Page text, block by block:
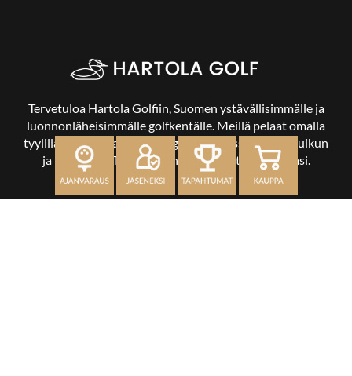
Tervetuloa Hartola Golfiin, Suomen ystävällisimmälle ja
luonnonläheisimmälle golfkentälle. Meillä pelaat omalla
tyylilläsi ja tasollasi – ja bongaat halutessasi vaikka uikun
ja kuikankin. Tärkeintä on, että nautit vierailustasi.